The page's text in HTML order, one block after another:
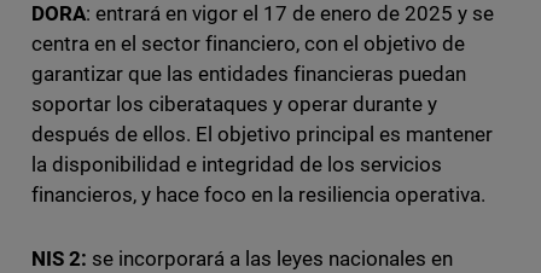
DORA: entrará en vigor el 17 de enero de 2025 y se
centra en el sector financiero, con el objetivo de
garantizar que las entidades financieras puedan
soportar los ciberataques y operar durante y
después de ellos. El objetivo principal es mantener
la disponibilidad e integridad de los servicios
financieros, y hace foco en la resiliencia operativa.
NIS 2: se incorporará a las leyes nacionales en